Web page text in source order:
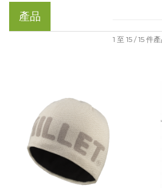
產品
1 至 15 / 15 件